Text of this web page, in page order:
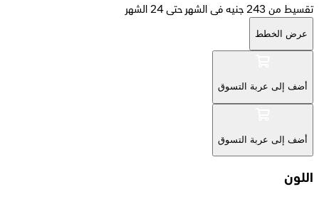
تقسيط من 243 جنيه فى الشهر حتى 24 الشهر
عرض الخطط
أضف إلى عربة التسوق
أضف إلى عربة التسوق
اللون